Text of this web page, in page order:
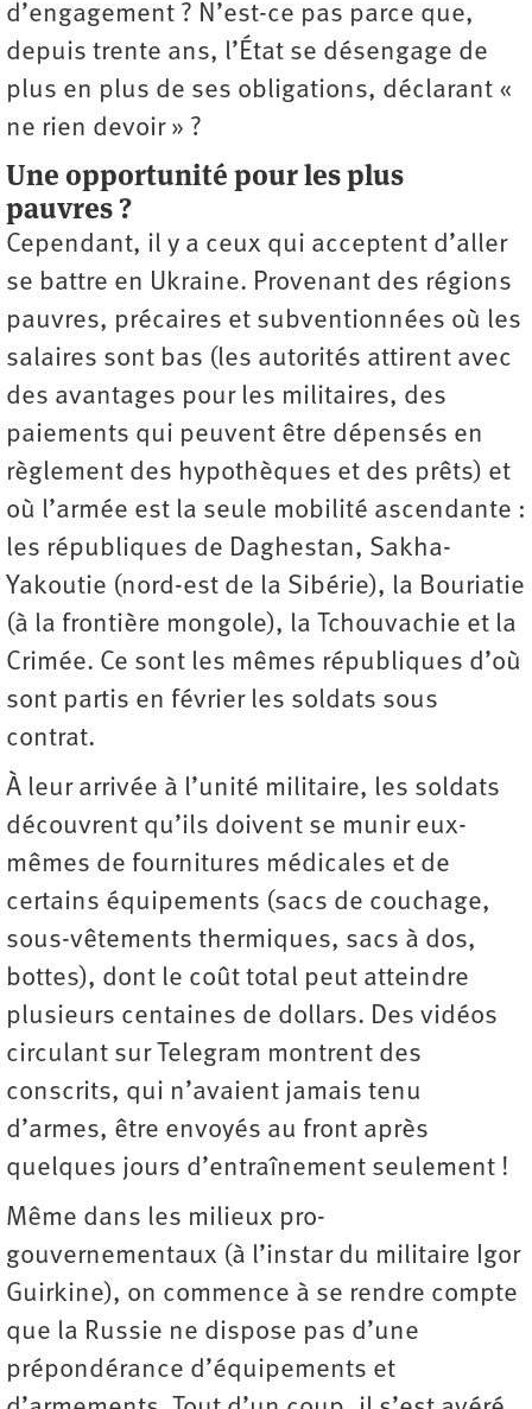
d’engagement ? N’est-ce pas parce que,
depuis trente ans, l’État se désengage de
plus en plus de ses obligations, déclarant «
ne rien devoir » ?
Une opportunité pour les plus
pauvres ?
Cependant, il y a ceux qui acceptent d’aller
se battre en Ukraine. Provenant des régions
pauvres, précaires et subventionnées où les
salaires sont bas (les autorités attirent avec
des avantages pour les militaires, des
paiements qui peuvent être dépensés en
règlement des hypothèques et des prêts) et
où l’armée est la seule mobilité ascendante :
les républiques de Daghestan, Sakha-
Yakoutie (nord-est de la Sibérie), la Bouriatie
(à la frontière mongole), la Tchouvachie et la
Crimée. Ce sont les mêmes républiques d’où
sont partis en février les soldats sous
contrat.
À leur arrivée à l’unité militaire, les soldats
découvrent qu’ils doivent se munir eux-
mêmes de fournitures médicales et de
certains équipements (sacs de couchage,
sous-vêtements thermiques, sacs à dos,
bottes), dont le coût total peut atteindre
plusieurs centaines de dollars. Des vidéos
circulant sur Telegram montrent des
conscrits, qui n’avaient jamais tenu
d’armes, être envoyés au front après
quelques jours d’entraînement seulement !
Même dans les milieux pro-
gouvernementaux (à l’instar du militaire Igor
Guirkine), on commence à se rendre compte
que la Russie ne dispose pas d’une
prépondérance d’équipements et